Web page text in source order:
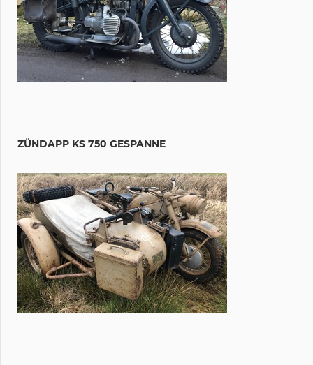
ZÜNDAPP KS 750 GESPANNE